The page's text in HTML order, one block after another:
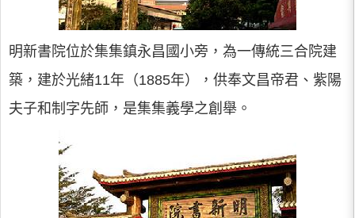
明新書院位於集集鎮永昌國小旁，為一傳統三合院建
築，建於光緒11年（1885年），供奉文昌帝君、紫陽
夫子和制字先師，是集集義學之創舉。